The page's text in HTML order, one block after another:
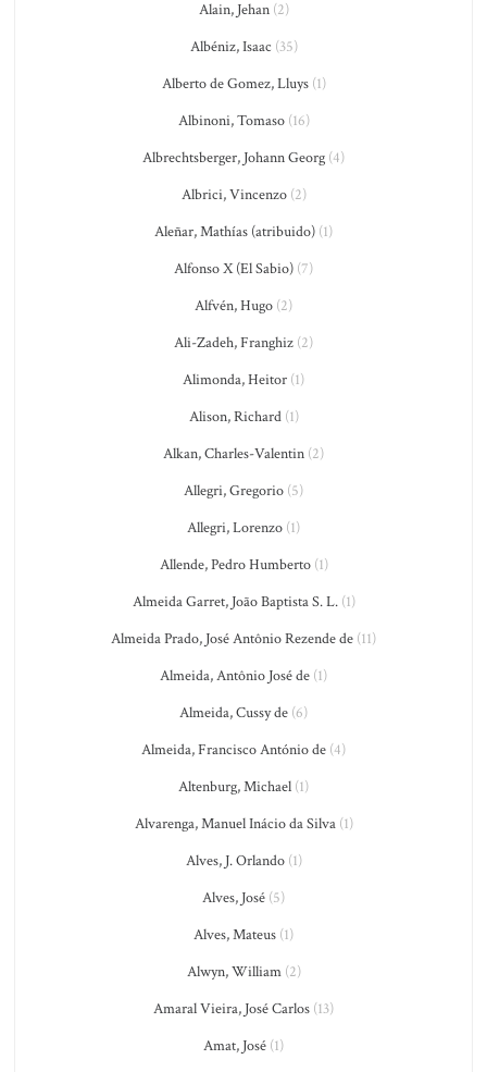
Alain, Jehan(2)
Albéniz, Isaac (35)
Alberto de Gomez, Lluys(1)
Albinoni, Tomaso(16)
Albrechtsberger, Johann Georg (4)
Albrici, Vincenzo(2)
Aleñar, Mathías (atribuido) (1)
Alfonso X (El Sabio) (7)
Alfvén, Hugo (2)
Ali-Zadeh, Franghiz (2)
Alimonda, Heitor (1)
Alison, Richard(1)
Alkan, Charles-Valentin (2)
Allegri, Gregorio (5)
Allegri, Lorenzo (1)
Allende, Pedro Humberto(1)
Almeida Garret, João Baptista S. L.(1)
Almeida Prado, José Antônio Rezende de (11)
Almeida, Antônio José de (1)
Almeida, Cussy de (6)
Almeida, Francisco António de (4)
Altenburg, Michael (1)
Alvarenga, Manuel Inácio da Silva(1)
Alves, J. Orlando(1)
Alves, José (5)
Alves, Mateus (1)
Alwyn, William(2)
Amaral Vieira, José Carlos (13)
Amat, José (1)